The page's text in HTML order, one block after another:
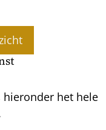
het hele